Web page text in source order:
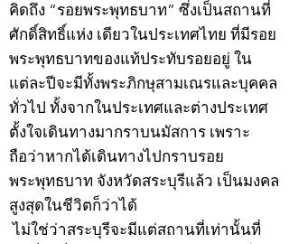
คิดถึง “รอยพระพุทธบาท” ซึ่งเป็นสถานที่
ศักดิ์สิทธิ์แห่ง เดียวในประเทศไทย ที่มีรอย
พระพุทธบาทของแท้ประทับรอยอยู่ ใน
แต่ละปีจะมีทั้งพระภิกษุสามเณรและบุคคล
ทั่วไป ทั้งจากในประเทศและต่างประเทศ
ตั้งใจเดินทางมากราบนมัสการ เพราะ
ถือว่าหากได้เดินทางไปกราบรอย
พระพุทธบาท จังหวัดสระบุรีแล้ว เป็นมงคล
สูงสุดในชีวิตก็ว่าได้
ไม่ใช่ว่าสระบุรีจะมีแต่สถานที่เท่านั้นที่